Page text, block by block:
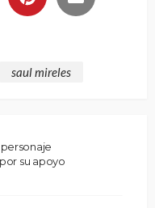
saul mireles
su apoyo